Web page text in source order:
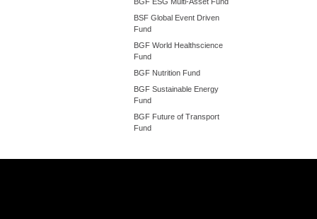
BSF Global Event Driven
Fund
BGF World Healthscience
Fund
BGF Nutrition Fund
BGF Sustainable Energy
Fund
BGF Future of Transport
Fund